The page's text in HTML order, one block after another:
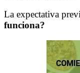
La expectativa
funciona?